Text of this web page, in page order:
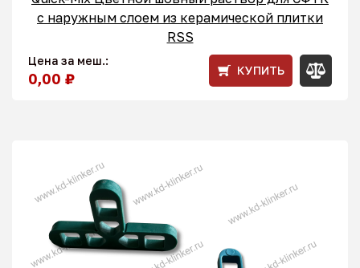
с наружным слоем из керамической плитки
RSS
Цена за меш.:
0,00 ₽ КУПИТЬ